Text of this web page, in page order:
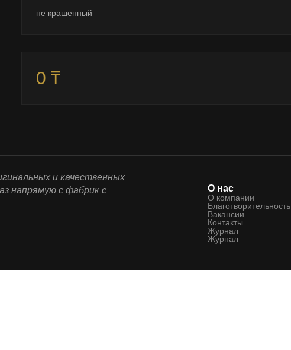
не крашенный
0 ₸
и качественных
напрямую с фабрик с
О нас
О компании
Благотворительность
Вакансии
Контакты
Журнал
Журнал